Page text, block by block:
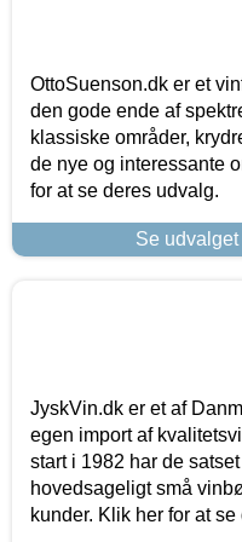
OttoSuenson.dk er et
den gode ende af
klassiske områder,
de nye og interessante
for at se deres udvalg.
Se
JyskVin.dk er et af
egen import af
start i 1982 har de
hovedsageligt små
kunder. Klik her for at